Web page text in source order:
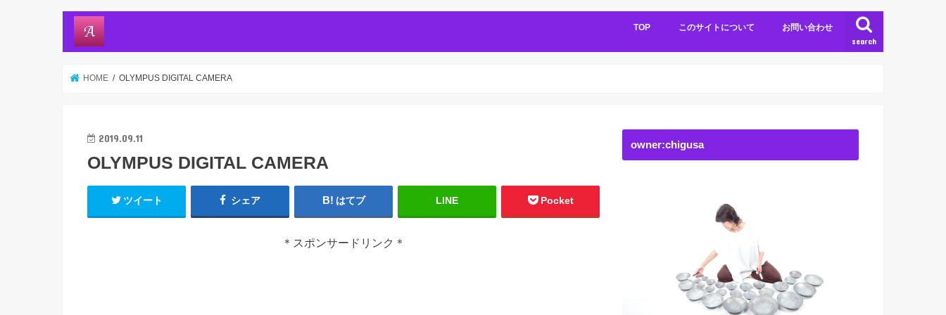
search
TOP このサイトについて お問い合わせ
HOME OLYMPUS DIGITAL CAMERA
2019.09.11
OLYMPUS DIGITAL CAMERA
ツイート シェア はてブ LINE Pocket
＊スポンサードリンク＊
owner:chigusa